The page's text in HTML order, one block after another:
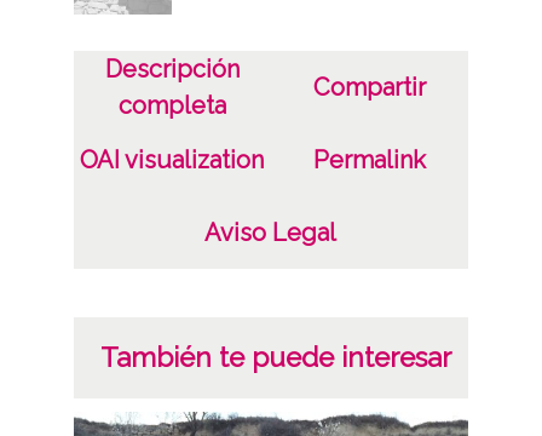
CC BY-NC-SA 4.0
Descripción
completa
Compartir
OAI visualization Permalink
Aviso Legal
También te puede interesar